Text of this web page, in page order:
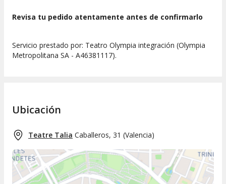
Revisa tu pedido atentamente antes de confirmarlo
Servicio prestado por: Teatro Olympia integración (Olympia
Metropolitana SA - A46381117).
Ubicación
Teatre Talia Caballeros, 31 (Valencia)